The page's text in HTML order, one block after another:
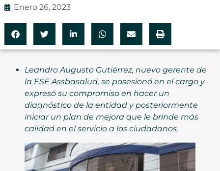
Enero 26, 2023
Leandro Augusto Gutiérrez, nuevo gerente de
la ESE Assbasalud, se posesionó en el cargo y
expresó su compromiso en hacer un
diagnóstico de la entidad y posteriormente
iniciar un plan de mejora que le brinde más
calidad en el servicio a los ciudadanos.